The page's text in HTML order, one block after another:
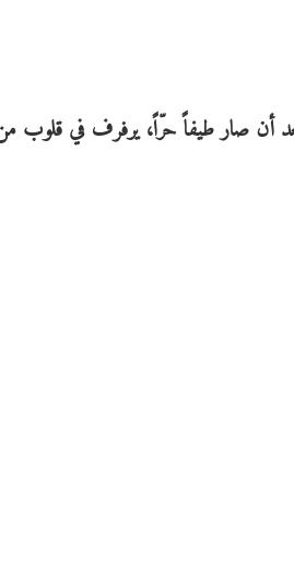
أن صار طيفاً حرّاً، يرفرف في قلوب